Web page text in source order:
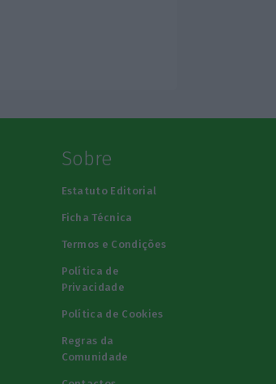
Sobre
Estatuto Editorial
Ficha Técnica
Termos e Condições
Política de
Privacidade
Política de Cookies
Regras da
Comunidade